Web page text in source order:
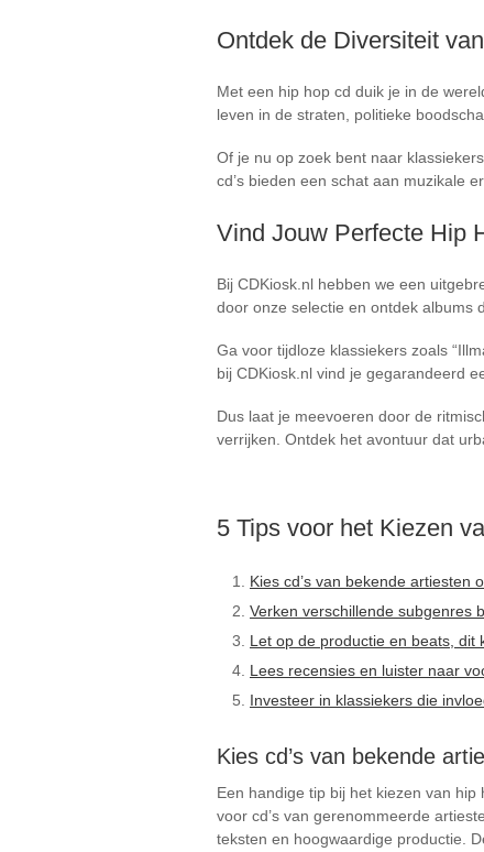
Ontdek de Diversiteit
Met een hip hop cd duik je in de
leven in de straten, politieke
Of je nu op zoek bent naar
cd’s bieden een schat aan muzikale
Vind Jouw Perfecte Hip
Bij CDKiosk.nl hebben we een
door onze selectie en ontdek albums
Ga voor tijdloze klassiekers zoals
bij CDKiosk.nl vind je gegarandeerd
Dus laat je meevoeren door de
verrijken. Ontdek het avontuur dat
5 Tips voor het Kiezen
Kies cd’s van bekende artiesten
Verken verschillende subgenres
Let op de productie en beats, dit
Lees recensies en luister naar
Investeer in klassiekers die
Kies cd’s van bekende
Een handige tip bij het kiezen van
voor cd’s van gerenommeerde
teksten en hoogwaardige productie.